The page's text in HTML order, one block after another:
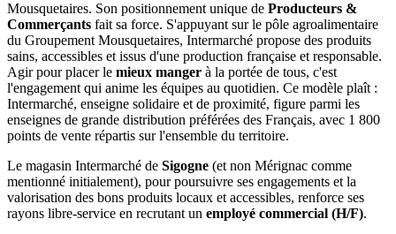
Mousquetaires. Son positionnement unique de Producteurs &
Commerçants fait sa force. S'appuyant sur le pôle agroalimentaire
du Groupement Mousquetaires, Intermarché propose des produits
sains, accessibles et issus d'une production française et responsable.
Agir pour placer le mieux manger à la portée de tous, c'est
l'engagement qui anime les équipes au quotidien. Ce modèle plaît :
Intermarché, enseigne solidaire et de proximité, figure parmi les
enseignes de grande distribution préférées des Français, avec 1 800
points de vente répartis sur l'ensemble du territoire.
Le magasin Intermarché de Sigogne (et non Mérignac comme
mentionné initialement), pour poursuivre ses engagements et la
valorisation des bons produits locaux et accessibles, renforce ses
rayons libre-service en recrutant un employé commercial (H/F).